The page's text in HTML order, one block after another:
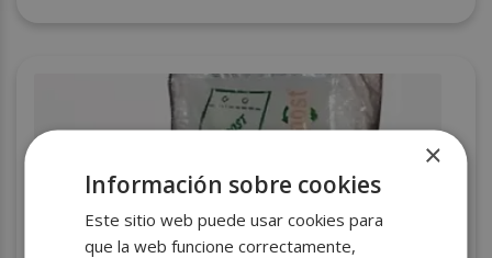
×
Información sobre cookies
Este sitio web puede usar cookies para
que la web funcione correctamente,